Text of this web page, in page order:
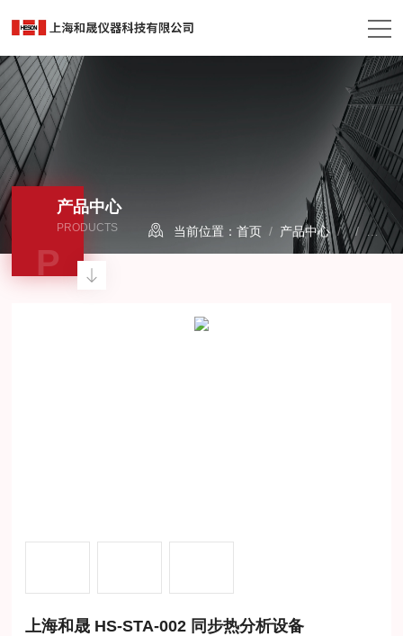
产品中心
PRODUCTS
P
当前位置：首页 / 产品中心/ /热失
上海和晟 HS-STA-002 同步热分析设备